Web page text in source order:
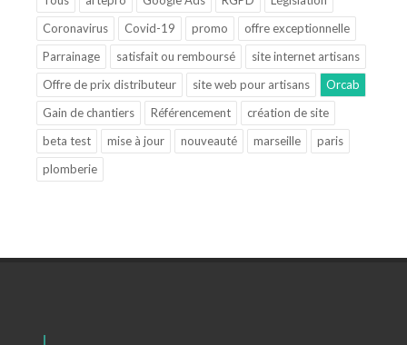
Coronavirus
Covid-19 promo
offre exceptionnelle
Parrainage
satisfait ou remboursé
site internet artisans
Offre de prix distributeur
site web pour artisans
Orcab
Gain de chantiers
Référencement
création de site
beta test
mise à jour nouveauté marseille
paris
plomberie